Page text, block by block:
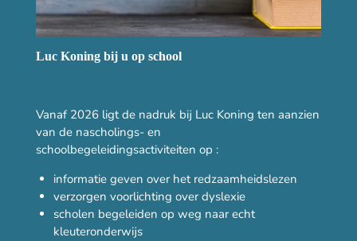
Luc Koning bij u op school
Vanaf 2026 ligt de nadruk bij Luc Koning ten aanzien
van de nascholings- en
schoolbegeleidingsactiviteiten op :
informatie geven over het redzaamheidslezen
verzorgen voorlichting over dyslexie
scholen begeleiden op weg naar echt
kleuteronderwijs